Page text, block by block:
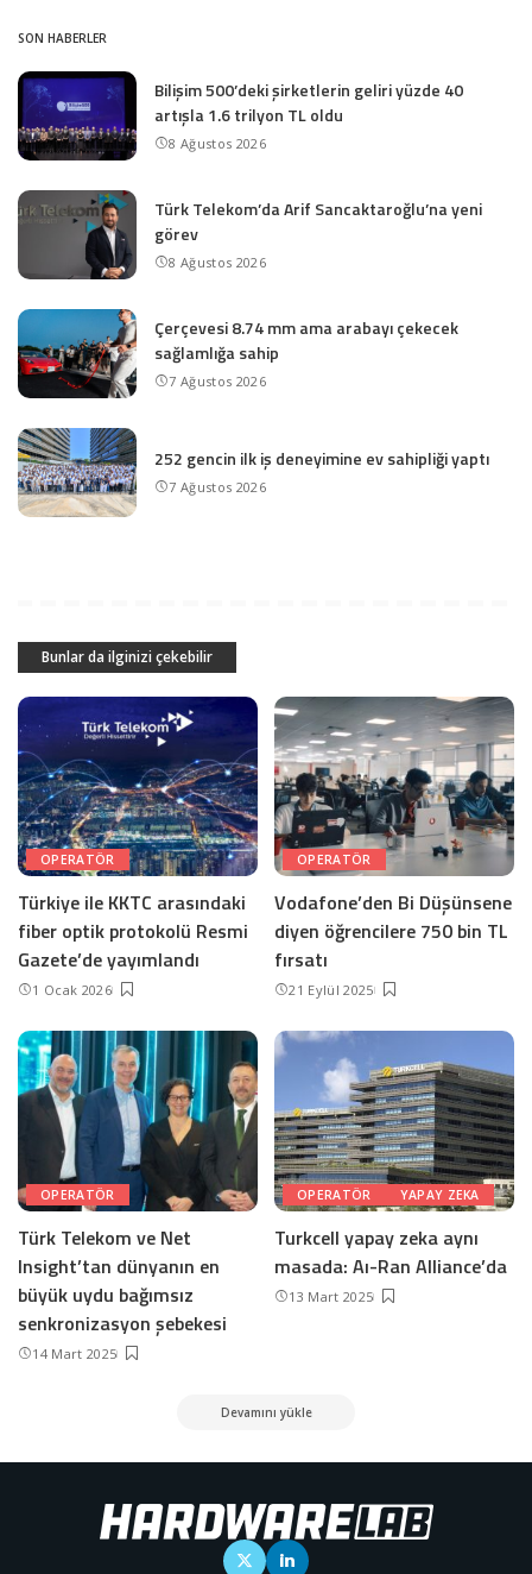
SON HABERLER
Bilişim 500’deki şirketlerin geliri yüzde 40
artışla 1.6 trilyon TL oldu
8 Ağustos 2026
Türk Telekom’da Arif Sancaktaroğlu’na yeni
görev
8 Ağustos 2026
Çerçevesi 8.74 mm ama arabayı çekecek
sağlamlığa sahip
7 Ağustos 2026
252 gencin ilk iş deneyimine ev sahipliği yaptı
7 Ağustos 2026
Bunlar da ilginizi çekebilir
OPERATÖR
Türkiye ile KKTC arasındaki
fiber optik protokolü Resmi
Gazete’de yayımlandı
1 Ocak 2026
OPERATÖR
Vodafone’den Bi Düşünsene
diyen öğrencilere 750 bin TL
fırsatı
21 Eylül 2025
OPERATÖR
Türk Telekom ve Net
Insight’tan dünyanın en
büyük uydu bağımsız
senkronizasyon şebekesi
14 Mart 2025
OPERATÖR YAPAY ZEKA
Turkcell yapay zeka aynı
masada: Aı-Ran Alliance’da
13 Mart 2025
Devamını yükle